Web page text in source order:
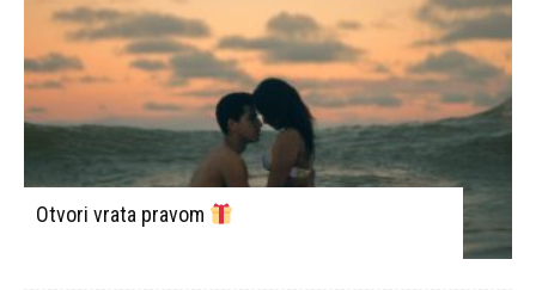
Otvori vrata pravom